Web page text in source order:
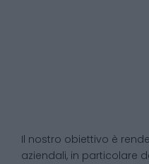
Il nostro obiettivo è
aziendali, in particolare